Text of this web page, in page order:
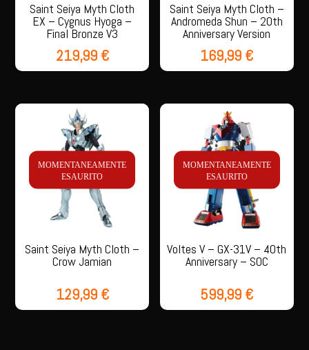
Saint Seiya Myth Cloth
EX – Cygnus Hyoga –
Final Bronze V3
219,99 €
Saint Seiya Myth Cloth –
Andromeda Shun – 20th
Anniversary Version
169,99 €
MOMENTANEAMENTE
ESAURITO
Saint Seiya Myth Cloth –
Crow Jamian
129,99 €
MOMENTANEAMENTE
ESAURITO
Voltes V – GX-31V – 40th
Anniversary – SOC
599,99 €